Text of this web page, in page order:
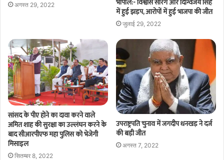
अगस्त 29, 2022
में हुई झड़प, आरोपों में हुई भाजपा की जीत
जुलाई 29, 2022
सांसद के पीए होने का दावा करने वाले
अमित शाह की सुरक्षा का उल्लंघन करने के
बाद सीआरपीएफ महा पुलिस को भेजेगी
मिसाइल
सितम्बर 8, 2022
उपराष्ट्रपति चुनाव में जगदीप धनखड़ ने दर्ज
की बड़ी जीत
अगस्त 7, 2022